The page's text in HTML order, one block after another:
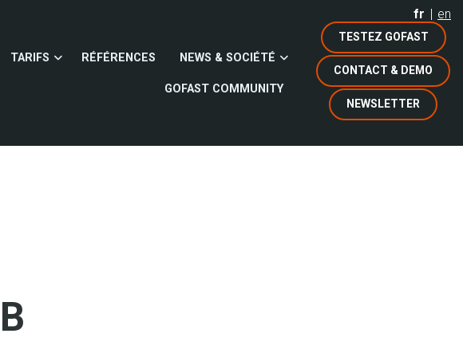
fr en
TESTEZ GOFAST
CONTACT & DEMO
NEWSLETTER
TARIFS RÉFÉRENCES NEWS & SOCIÉTÉ
GOFAST COMMUNITY